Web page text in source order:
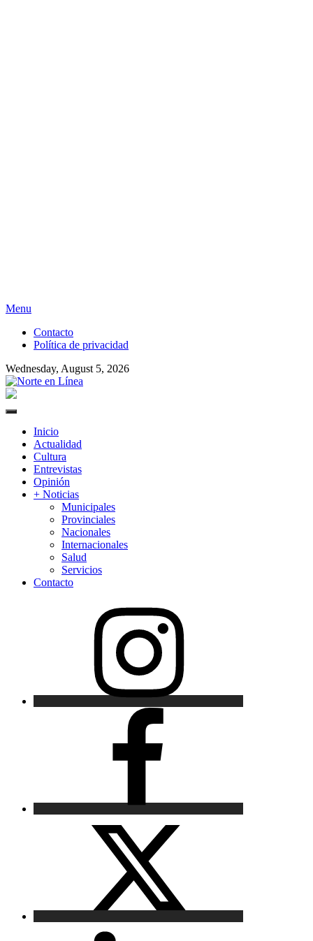
Skip
content
Menu
Contacto
Política de privacidad
Wednesday, August 5, 2026
Primary
Inicio
Actualidad
Cultura
Entrevistas
Opinión
+ Noticias
Municipales
Provinciales
Nacionales
Internacionales
Salud
Servicios
Contacto